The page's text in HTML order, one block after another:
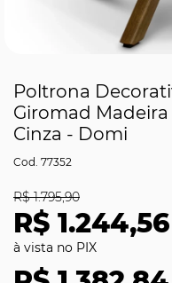
Poltrona
Giromad
Cinza - Domi
77352
R$ 1.244,56
R$ 1.795,90